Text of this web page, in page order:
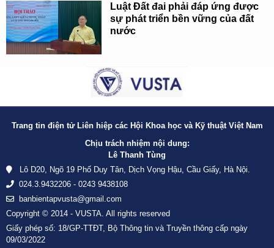
Luật Đất đai phải đáp ứng được
sự phát triển bền vững của đất
nước
Trang tin điện tử Liên hiệp các Hội Khoa học và Kỹ thuật Việt Nam
Chịu trách nhiệm nội dung:
Lê Thanh Tùng
Lô D20, Ngõ 19 Phố Duy Tân, Dịch Vọng Hậu, Cầu Giấy, Hà Nội.
024.3.9432206 - 0243 9438108
banbientapvusta@gmail.com
Copyright © 2014 - VUSTA. All rights reserved
Giấy phép số: 18/GP-TTĐT, Bộ Thông tin và Truyền thông cấp ngày
09/03/2022